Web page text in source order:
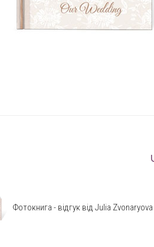
Фотокнига - відгук від Julia Zvonaryova